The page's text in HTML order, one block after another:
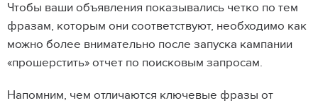
Чтобы ваши объявления показывались четко по тем
фразам, которым они соответствуют, необходимо как
можно более внимательно после запуска кампании
«прошерстить» отчет по поисковым запросам.
Напомним, чем отличаются ключевые фразы от